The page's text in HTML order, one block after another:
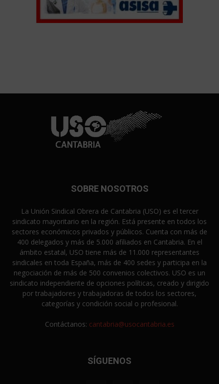
SOBRE NOSOTROS
La Unión Sindical Obrera de Cantabria (USO) es el tercer
sindicato mayoritario en la región. Está presente en todos los
sectores económicos privados y públicos. Cuenta con más de
400 delegados y más de 5.000 afiliados en Cantabria. En el
ámbito estatal, USO tiene más de 11.000 representantes
sindicales en toda España, más de 400 sedes y participa en la
negociación de más de 500 convenios colectivos. USO es un
sindicato independiente de opciones políticas, creado y dirigido
por trabajadores y trabajadoras de todos los sectores,
categorías y condición social o profesional.
Contáctanos: cantabria@usocantabria.es
SÍGUENOS